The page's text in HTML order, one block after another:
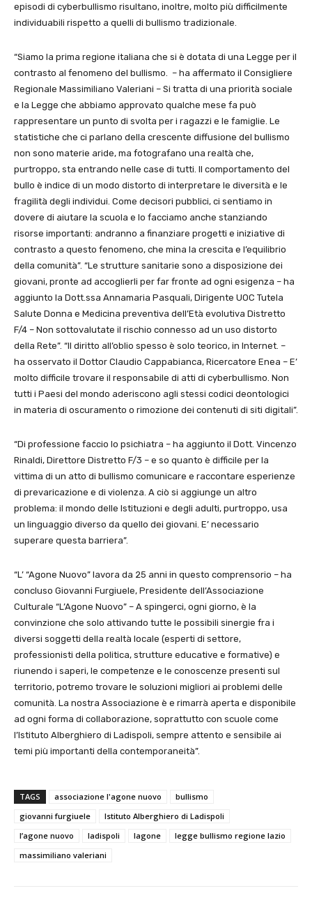
episodi di cyberbullismo risultano, inoltre, molto più difficilmente
individuabili rispetto a quelli di bullismo tradizionale.
“Siamo la prima regione italiana che si è dotata di una Legge per il
contrasto al fenomeno del bullismo. – ha affermato il Consigliere
Regionale Massimiliano Valeriani – Si tratta di una priorità sociale
e la Legge che abbiamo approvato qualche mese fa può
rappresentare un punto di svolta per i ragazzi e le famiglie. Le
statistiche che ci parlano della crescente diffusione del bullismo
non sono materie aride, ma fotografano una realtà che,
purtroppo, sta entrando nelle case di tutti. Il comportamento del
bullo è indice di un modo distorto di interpretare le diversità e le
fragilità degli individui. Come decisori pubblici, ci sentiamo in
dovere di aiutare la scuola e lo facciamo anche stanziando
risorse importanti: andranno a finanziare progetti e iniziative di
contrasto a questo fenomeno, che mina la crescita e l’equilibrio
della comunità”. “Le strutture sanitarie sono a disposizione dei
giovani, pronte ad accoglierli per far fronte ad ogni esigenza – ha
aggiunto la Dott.ssa Annamaria Pasquali, Dirigente UOC Tutela
Salute Donna e Medicina preventiva dell’Età evolutiva Distretto
F/4 – Non sottovalutate il rischio connesso ad un uso distorto
della Rete”. “Il diritto all’oblio spesso è solo teorico, in Internet. –
ha osservato il Dottor Claudio Cappabianca, Ricercatore Enea – E’
molto difficile trovare il responsabile di atti di cyberbullismo. Non
tutti i Paesi del mondo aderiscono agli stessi codici deontologici
in materia di oscuramento o rimozione dei contenuti di siti digitali”.
“Di professione faccio lo psichiatra – ha aggiunto il Dott. Vincenzo
Rinaldi, Direttore Distretto F/3 – e so quanto è difficile per la
vittima di un atto di bullismo comunicare e raccontare esperienze
di prevaricazione e di violenza. A ciò si aggiunge un altro
problema: il mondo delle Istituzioni e degli adulti, purtroppo, usa
un linguaggio diverso da quello dei giovani. E’ necessario
superare questa barriera”.
“L’ “Agone Nuovo” lavora da 25 anni in questo comprensorio – ha
concluso Giovanni Furgiuele, Presidente dell’Associazione
Culturale “L’Agone Nuovo” – A spingerci, ogni giorno, è la
convinzione che solo attivando tutte le possibili sinergie fra i
diversi soggetti della realtà locale (esperti di settore,
professionisti della politica, strutture educative e formative) e
riunendo i saperi, le competenze e le conoscenze presenti sul
territorio, potremo trovare le soluzioni migliori ai problemi delle
comunità. La nostra Associazione è e rimarrà aperta e disponibile
ad ogni forma di collaborazione, soprattutto con scuole come
l’Istituto Alberghiero di Ladispoli, sempre attento e sensibile ai
temi più importanti della contemporaneità”.
TAGS associazione l'agone nuovo
bullismo
giovanni furgiuele
Istituto Alberghiero di Ladispoli
l’agone nuovo
ladispoli lagone
legge bullismo regione lazio
massimiliano valeriani